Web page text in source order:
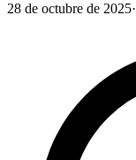
28 de octubre de 2025·